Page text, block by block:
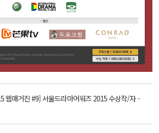
웹매거진 #9] 서울드라마어워즈 2015 수상작/자 -